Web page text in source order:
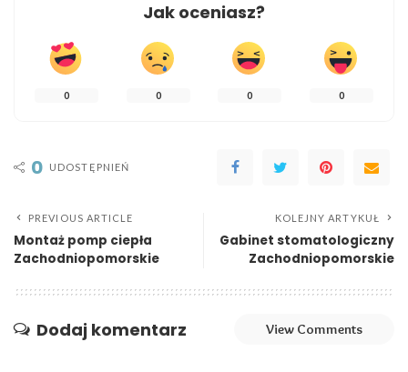
Jak oceniasz?
0 0 0 0
0 UDOSTĘPNIEŃ
PREVIOUS ARTICLE
Montaż pomp ciepła
Zachodniopomorskie
KOLEJNY ARTYKUŁ
Gabinet stomatologiczny
Zachodniopomorskie
Dodaj komentarz View Comments